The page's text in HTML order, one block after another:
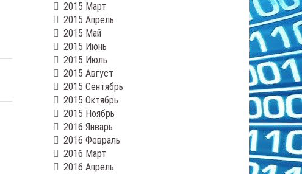
2015 Март
2015 Апрель
2015 Май
2015 Июнь
2015 Июль
2015 Август
2015 Сентябрь
2015 Октябрь
2015 Ноябрь
2016 Январь
2016 Февраль
2016 Март
2016 Апрель